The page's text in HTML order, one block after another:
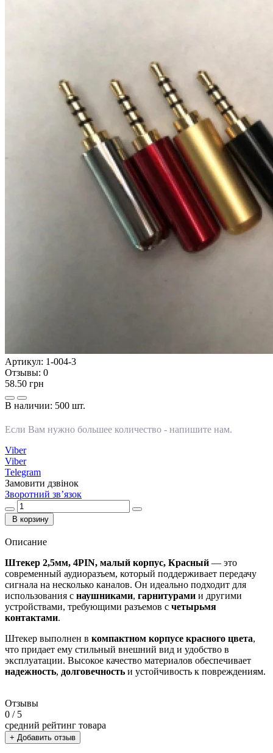
Артикул: 1-004-3
Отзывы: 0
58.50 грн
В наличии: 500 шт.
Если Вам нужно большее количество - напишите нам.
Viber
Viber
Telegram
Замовити дзвінок
Зворотний зв’язок
В корзину
Описание
Штекер 2,5мм, 4PIN, малый корпус, Красный — это
современный аудиоразъем, который поддерживает передачу
сигнала на несколько каналов. Он идеально подходит для
использования с наушниками, гарнитурами и другими
устройствами, требующими разъемов с четырьмя
контактами.
Штекер выполнен в компактном корпусе красного цвета,
что придает ему стильный внешний вид и удобство в
эксплуатации. Высокое качество материалов обеспечивает
надежность, долговечность и устойчивость к повреждениям.
Отзывы
0 / 5
средний рейтинг товара
+ Добавить отзыв